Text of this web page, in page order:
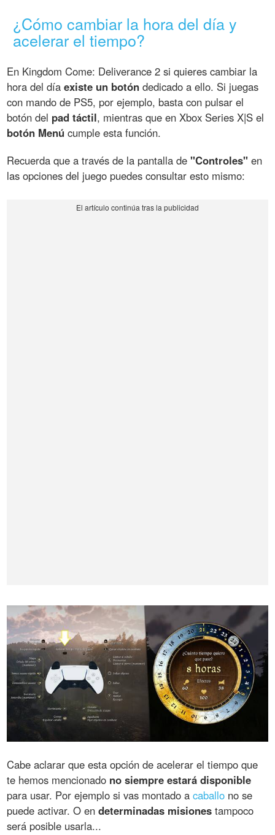
¿Cómo cambiar la hora del día y
acelerar el tiempo?
En Kingdom Come: Deliverance 2 si quieres cambiar la
hora del díaexiste un botón dedicado a ello. Si juegas
con mando de PS5, por ejemplo, basta con pulsar el
botón del pad táctil, mientras que en Xbox Series X|S el
botón Menú cumple esta función.
Recuerda que a través de la pantalla de"Controles" en
las opciones del juego puedes consultar esto mismo:
Cabe aclarar que esta opción de acelerar el tiempo que
te hemos mencionado no siempre estará disponible
para usar. Por ejemplo si vas montado acaballo no se
puede activar. O endeterminadas misiones tampoco
será posible usarla...